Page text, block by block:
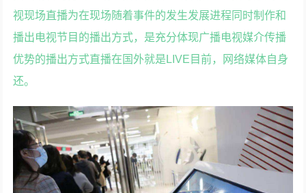
视现场直播为在现场随着事件的发生发展进程同时制作和
播出电视节目的播出方式，是充分体现广播电视媒介传播
优势的播出方式直播在国外就是LIVE目前，网络媒体自身
还。